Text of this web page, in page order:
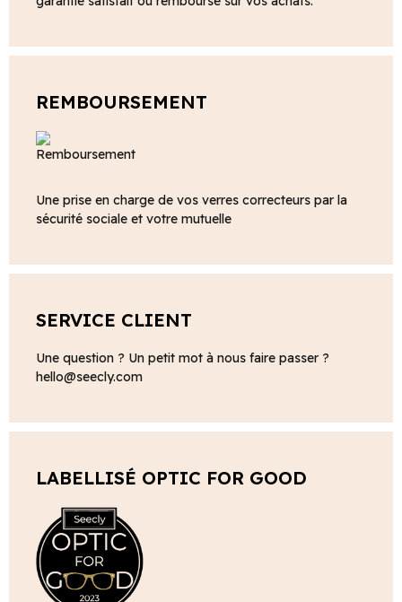
REMBOURSEMENT
Une prise en charge de vos verres correcteurs par la
sécurité sociale et votre mutuelle
SERVICE CLIENT
Une question ? Un petit mot à nous faire passer ?
hello@seecly.com
LABELLISÉ OPTIC FOR GOOD